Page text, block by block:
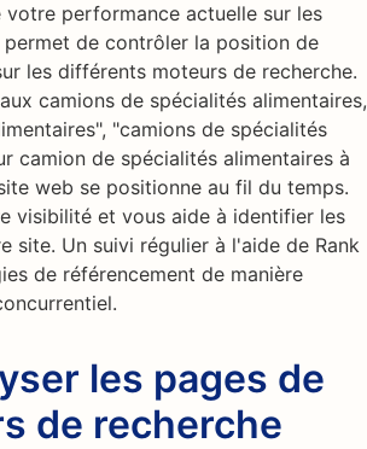
performance actuelle sur les
permet de contrôler la position de
les différents moteurs de recherche.
camions de spécialités alimentaires,
"camions de spécialités
camion de spécialités alimentaires à
web se positionne au fil du temps.
visibilité et vous aide à identifier les
site. Un suivi régulier à l'aide de Rank
de référencement de manière
les pages de
de recherche